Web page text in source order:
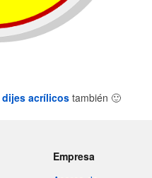
dijes acrílicostambién 🙂
Empresa